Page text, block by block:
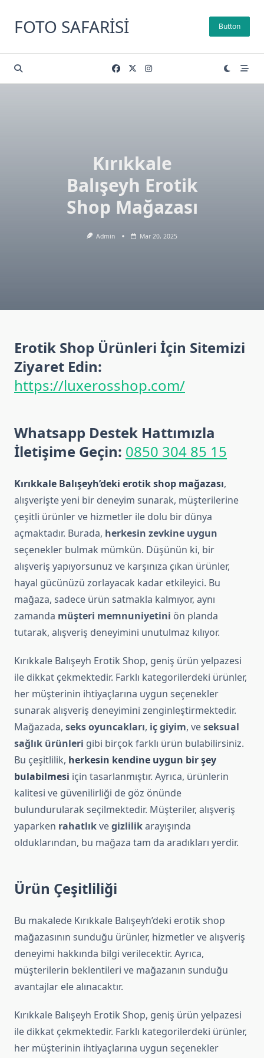
content
FOTO SAFARISI Button
Kırıkkale
Balışeyh Erotik
Shop Mağazası
Admin Mar 20, 2025
Erotik Shop Ürünleri İçin Sitemizi
Ziyaret Edin:
https://luxerosshop.com/
Whatsapp Destek Hattımızla
İletişime Geçin: 0850 304 85 15
Kırıkkale Balışeyh’deki erotik shop mağazası,
alışverişte yeni bir deneyim sunarak, müşterilerine
çeşitli ürünler ve hizmetler ile dolu bir dünya
açmaktadır. Burada, herkesin zevkine uygun
seçenekler bulmak mümkün. Düşünün ki, bir
alışveriş yapıyorsunuz ve karşınıza çıkan ürünler,
hayal gücünüzü zorlayacak kadar etkileyici. Bu
mağaza, sadece ürün satmakla kalmıyor, aynı
zamanda müşteri memnuniyetini ön planda
tutarak, alışveriş deneyimini unutulmaz kılıyor.
Kırıkkale Balışeyh Erotik Shop, geniş ürün yelpazesi
ile dikkat çekmektedir. Farklı kategorilerdeki ürünler,
her müşterinin ihtiyaçlarına uygun seçenekler
sunarak alışveriş deneyimini zenginleştirmektedir.
Mağazada, seks oyuncakları, iç giyim, veseksual
sağlık ürünleri gibi birçok farklı ürün bulabilirsiniz.
Bu çeşitlilik, herkesin kendine uygun bir şey
bulabilmesi için tasarlanmıştır. Ayrıca, ürünlerin
kalitesi ve güvenilirliği de göz önünde
bulundurularak seçilmektedir. Müşteriler, alışveriş
yaparken rahatlıkvegizlilikarayışında
olduklarından, bu mağaza tam da aradıkları yerdir.
Ürün Çeşitliliği
Bu makalede Kırıkkale Balışeyh’deki erotik shop
mağazasının sunduğu ürünler, hizmetler ve alışveriş
deneyimi hakkında bilgi verilecektir. Ayrıca,
müşterilerin beklentileri ve mağazanın sunduğu
avantajlar ele alınacaktır.
Kırıkkale Balışeyh Erotik Shop, geniş ürün yelpazesi
ile dikkat çekmektedir. Farklı kategorilerdeki ürünler,
her müşterinin ihtiyaçlarına uygun seçenekler